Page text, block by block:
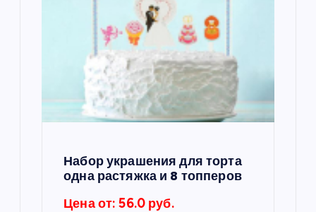
Набор украшения для торта
одна растяжка и 8 топперов
Цена от: 56.0 руб.